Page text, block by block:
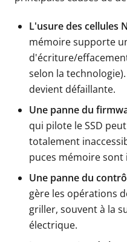
L'usure des cellules
mémoire supporte
d'écriture/
selon la
devient défaillante.
Une panne du
qui pilote le SSD
totalement
puces mémoire sont
Une panne du
gère les opérations
griller, souvent à la
électrique.